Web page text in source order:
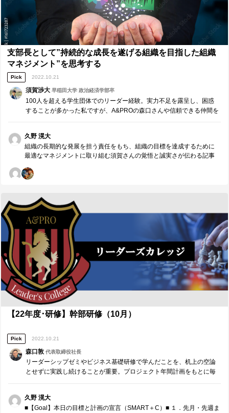
メッセージが与える影響の大きさについて理解できたので、自分の部
署の大きな仕事をメンバーに任せる際の伝え方として、すぐにでも実
践したい。 ■研修講師（森口敦）へのメッセージ ■ 本日も貴重な機会
をいただきありがとうございました。 自分のコミュニケーションを振
り返ると、パッシブな瞬間やアグレッシブな瞬間もあることに気付き
ました。これらは状況によるものであり、一朝一夕に改善するもので
もないものの、自分だけでなく他者にもよくない影響を与える瞬間も
あると気づきました。リーダーという立場にあるからこそ、4つの柱や
7つの基本姿勢を意識したアサーティブなコミュニケーションは非常に
重要になると思うので、相手の言葉を繰り返すことなども含め早速取
り入れたいです。
支部長として”持続的な成長を遂げる組織を目指した組織
マネジメント”を思考する
Pick 2022.10.21
須賀渉大早稲田大学 政治経済学部卒
100人を超える学生団体でのリーダー経験。実力不足を露呈し、困惑
することが多かった私ですが、A&PROの森口さんや信頼できる仲間を
ント”について考えたいと思います。
久野 滉大
組織の長期的な発展を担う責任をもち、組織の目標を達成するために
最適なマネジメントに取り組む須賀さんの覚悟と誠実さが伝わる記事
主語にし、最適な決断を勇気をもって繰り返されていると感じます。
される環境を整えることも大事だと思います。私もそのような決断が
できるリーダー、そして誠実な努力を重ねる人を応援できる人財であ
り続けたいと思います。 いつもありがとうございます。 これからも共
に未来に誇れる組織を作り上げていきましょう。
【22年度･研修】幹部研修（10月）
Pick 2022.10.21
森口敦代表取締役社長
リーダーシップゼミやビジネス基礎研修で学んだことを、机上の空論
とせずに実践し続けることが重要。プロジェクト年間計画をもとに毎
久野 滉大
■【Goal】本日の目標と計画の宣言（SMART＋C）■ １．先月・先週ま